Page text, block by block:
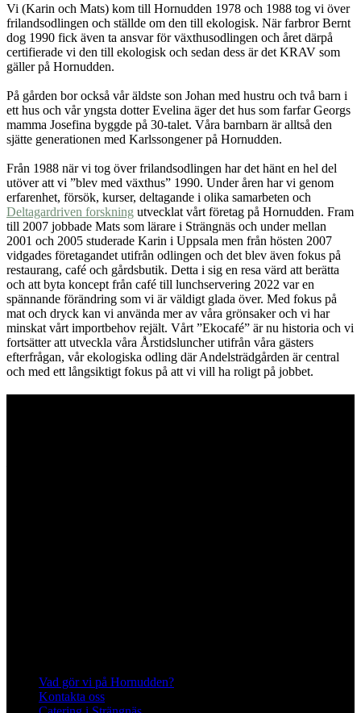
Vi (Karin och Mats) kom till Hornudden 1978 och 1988 tog vi över
frilandsodlingen och ställde om den till ekologisk. När farbror Bernt
dog 1990 fick även ta ansvar för växthusodlingen och året därpå
certifierade vi den till ekologisk och sedan dess är det KRAV som
gäller på Hornudden.
På gården bor också vår äldste son Johan med hustru och två barn i
ett hus och vår yngsta dotter Evelina äger det hus som farfar Georgs
mamma Josefina byggde på 30-talet. Våra barnbarn är alltså den
sjätte generationen med Karlssongener på Hornudden.
Från 1988 när vi tog över frilandsodlingen har det hänt en hel del
utöver att vi ”blev med växthus” 1990. Under åren har vi genom
erfarenhet, försök, kurser, deltagande i olika samarbeten och
Deltagardriven forskning utvecklat vårt företag på Hornudden. Fram
till 2007 jobbade Mats som lärare i Strängnäs och under mellan
2001 och 2005 studerade Karin i Uppsala men från hösten 2007
vidgades företagandet utifrån odlingen och det blev även fokus på
restaurang, café och gårdsbutik. Detta i sig en resa värd att berätta
och att byta koncept från café till lunchservering 2022 var en
spännande förändring som vi är väldigt glada över. Med fokus på
mat och dryck kan vi använda mer av våra grönsaker och vi har
minskat vårt importbehov rejält. Vårt ”Ekocafé” är nu historia och vi
fortsätter att utveckla våra Årstidsluncher utifrån våra gästers
efterfrågan, vår ekologiska odling där Andelsträdgården är central
och med ett långsiktigt fokus på att vi vill ha roligt på jobbet.
Vad gör vi på Hornudden?
Kontakta oss